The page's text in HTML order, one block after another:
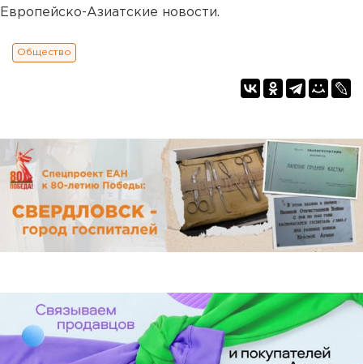
Европейско-Азиатские новости.
Общество